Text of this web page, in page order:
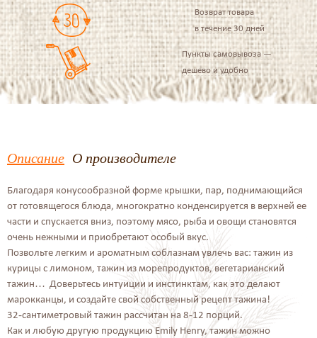
Возврат товара
в течение 30 дней
Пункты самовывоза —
дешево и удобно
Описание О производителе
Благодаря конусообразной форме крышки, пар, поднимающийся
от готовящегося блюда, многократно конденсируется в верхней ее
части и спускается вниз, поэтому мясо, рыба и овощи становятся
очень нежными и приобретают особый вкус.
Позвольте легким и ароматным соблазнам увлечь вас: тажин из
курицы с лимоном, тажин из морепродуктов, вегетарианский
тажин… Доверьтесь интуиции и инстинктам, как это делают
марокканцы, и создайте свой собственный рецепт тажина!
32-сантиметровый тажин рассчитан на 8-12 порций.
Как и любую другую продукцию Emily Henry, тажин можно